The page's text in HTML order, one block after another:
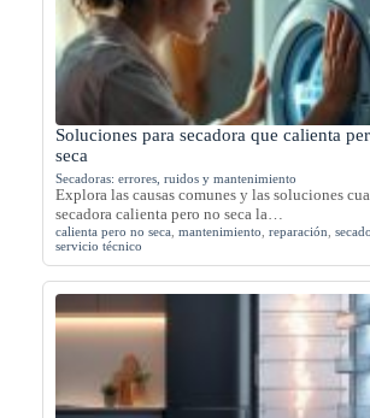
Soluciones para secadora que calienta
seca
Secadoras: errores, ruidos y mantenimiento
Explora las causas comunes y las soluciones
secadora calienta pero no seca la…
calienta pero no seca mantenimiento reparación
servicio técnico